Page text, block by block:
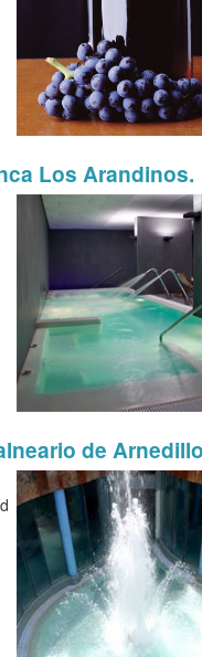
Los Arandinos.
de